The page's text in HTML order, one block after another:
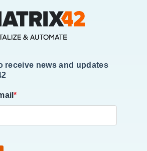
receive news and updates
*